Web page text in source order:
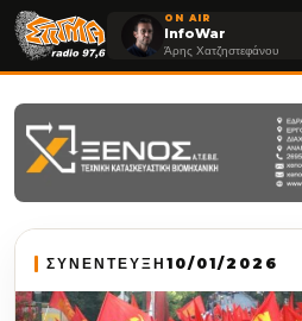
ON AIR
InfoWar
Άρης Χατζηστεφάνου
ΣΥΝΕΝΤΕΥΞΗ 10/01/2026